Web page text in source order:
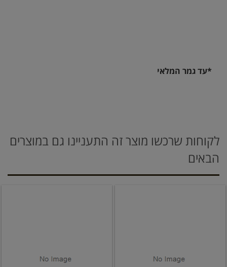
*עד גמר המלאי
לקוחות שרכשו מוצר זה התעניינו גם במוצרים
הבאים